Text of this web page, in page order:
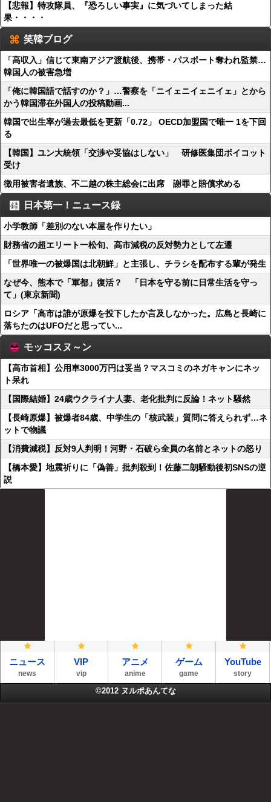
【悲報】特攻隊員、『恐ろしい事実』に気づいてしまった結
果・・・・
笑韓ブログ
「高収入」信じて東南アジア渡航後、携帯・パスポート奪われ監禁…
韓国人の被害急増
「俺に韓国語で話すのか？」…警察を「ニイェニイェニイェ」とから
かう韓国滞在外国人の投稿動画...
韓国で出生率が過去最低を更新「0.72」 OECD加盟国で唯一 1を下回
る
【韓国】ユン大統領「交渉や妥協はしない」 研修医集団ボイコット
受け
徴用被害者遺族、不二越の株主総会に出席 謝罪と賠償求める
日本第一！ニュース録
小学教師「差別のない本屋を作りたい」
財務省の超エリート一松旬、高市減税の反対勢力として左遷
「世界唯一の被爆国は北朝鮮」と主張し、チラシを配布する輩が発生
なぜ今、熊本で「軍都」復活？ 「日本を守る前に日常生活を守っ
て」(東京新聞)
ロシア「高市は誰が原爆を投下したか言及しなかった。広島と長崎に
落ちたのはUFOだと思ってい...
モッコスヌ～ン
【高市首相】公用車3000万円は妥当？マスコミのネガキャンにネッ
ト呆れ
【国際結婚】24歳ウクライナ人妻、老化批判に反論！ネット騒然
【長崎原爆】被爆者84歳、中学生の「核武装」質問に答えられず…ネ
ットで物議
【消費減税】反対9人判明！河野・石破ら全員の名前とネットの怒り
【橋本愛】地震祈りに「偽善」批判殺到！佐藤二朗騒動後初SNSの逆
説
ニュース
news
VIP
vip
アニメ
anime
ゲーム
game
YouTube
story
©2012 ヌルポあんてな